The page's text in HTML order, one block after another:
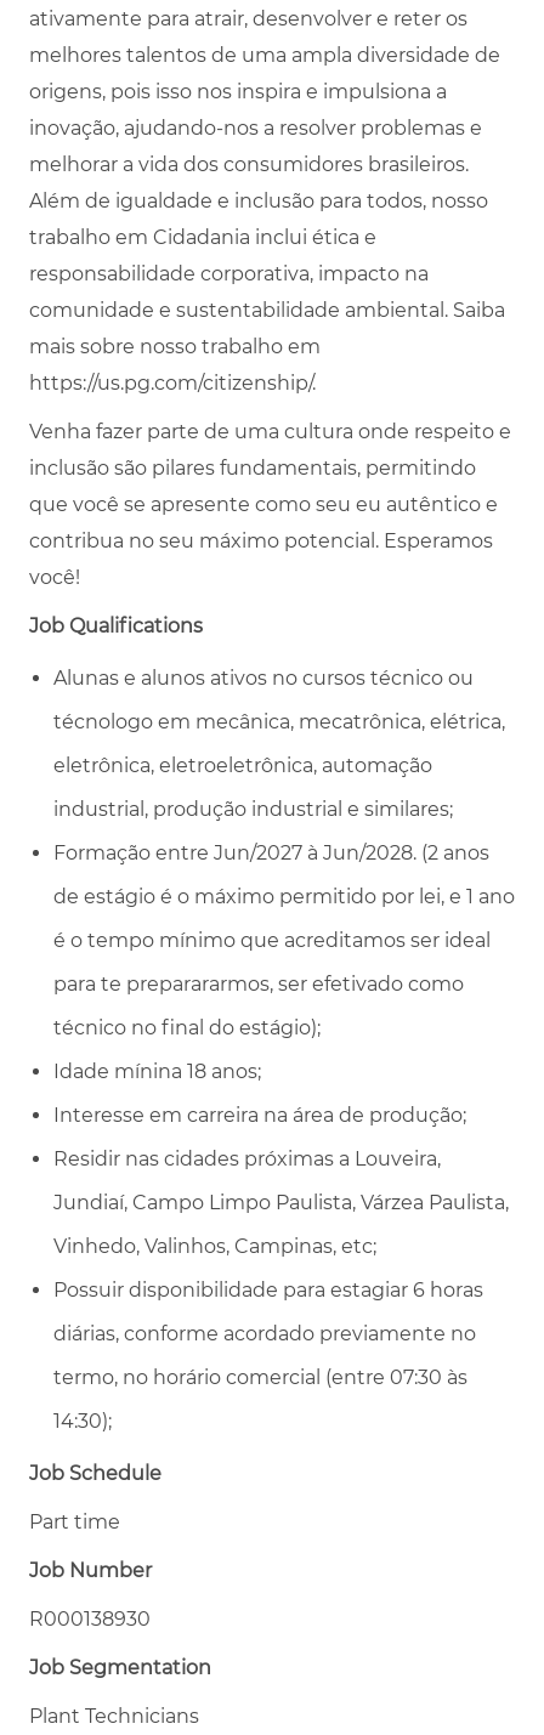
ativamente para atrair, desenvolver e reter os
melhores talentos de uma ampla diversidade de
origens, pois isso nos inspira e impulsiona a
inovação, ajudando-nos a resolver problemas e
melhorar a vida dos consumidores brasileiros.
Além de igualdade e inclusão para todos, nosso
trabalho em Cidadania inclui ética e
responsabilidade corporativa, impacto na
comunidade e sustentabilidade ambiental. Saiba
mais sobre nosso trabalho em
https://us.pg.com/citizenship/.
Venha fazer parte de uma cultura onde respeito e
inclusão são pilares fundamentais, permitindo
que você se apresente como seu eu autêntico e
contribua no seu máximo potencial. Esperamos
você!
Job Qualifications
Alunas e alunos ativos no cursos técnico ou
técnologo em mecânica, mecatrônica, elétrica,
eletrônica, eletroeletrônica, automação
industrial, produção industrial e similares;
Formação entre Jun/2027 à Jun/2028. (2 anos
de estágio é o máximo permitido por lei, e 1 ano
é o tempo mínimo que acreditamos ser ideal
para te preparararmos, ser efetivado como
técnico no final do estágio);
Idade mínina 18 anos;
Interesse em carreira na área de produção;
Residir nas cidades próximas a Louveira,
Jundiaí, Campo Limpo Paulista, Várzea Paulista,
Vinhedo, Valinhos, Campinas, etc;
Possuir disponibilidade para estagiar 6 horas
diárias, conforme acordado previamente no
termo, no horário comercial (entre 07:30 às
14:30);
Job Schedule
Part time
Job Number
R000138930
Job Segmentation
Plant Technicians